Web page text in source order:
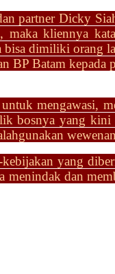
partner Dicky
maka kliennya
bisa dimiliki orang
BP Batamkepada
mengawasi,
bosnya yang
yang
dan